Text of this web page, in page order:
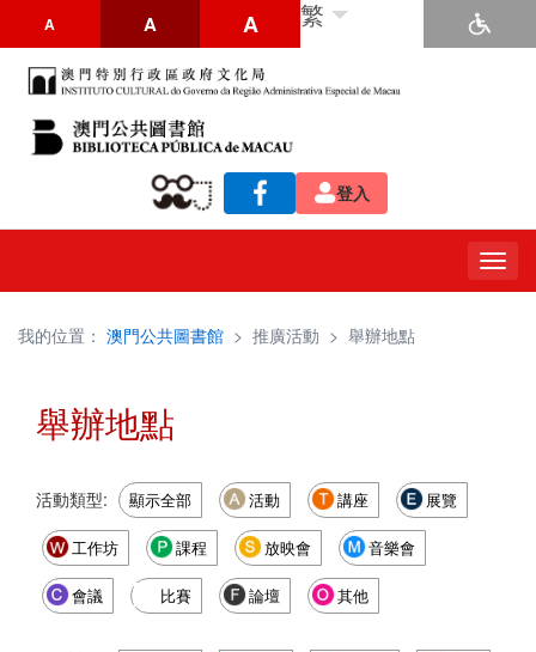
A A A 繁
登入
我的位置： 澳門公共圖書館 > 推廣活動 > 舉辦地點
舉辦地點
活動類型: 顯示全部 活動 講座 展覽
工作坊 課程 放映會 音樂會
會議 比賽 論壇 其他